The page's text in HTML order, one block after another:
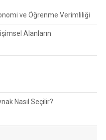
ve Öğrenme Verimliliği
Alanların
Nasıl Seçilir?